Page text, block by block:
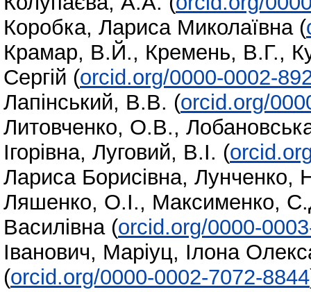
Коробка, Лариса Миколаївна (
Крамар, В.Й., Кремень, В.Г.,
Сергій (orcid.org/0000-0002-
Лапінський, В.В. (orcid.org/
Литовченко, О.В.,
Ігорівна, Луговий, В.І. (
Лариса Борисівна, Лунченко,
Ляшенко, О.І., Максименко,
Василівна (orcid.org/0000-
Іванович, Маріуц, Ілона
(orcid.org/0000-0002-7072-8844